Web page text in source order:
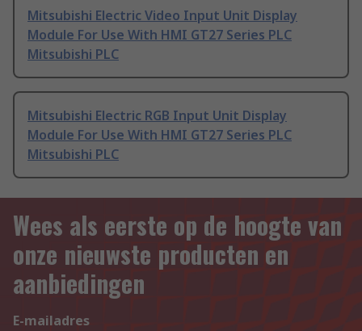
Mitsubishi Electric Video Input Unit Display
Module For Use With HMI GT27 Series PLC
Mitsubishi PLC
Mitsubishi Electric RGB Input Unit Display
Module For Use With HMI GT27 Series PLC
Mitsubishi PLC
Wees als eerste op de hoogte van
onze nieuwste producten en
aanbiedingen
E-mailadres